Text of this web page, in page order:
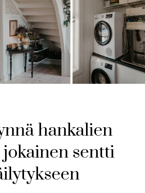
hankalien
sentti